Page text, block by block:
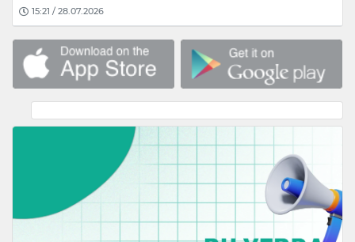
15:21 / 28.07.2026